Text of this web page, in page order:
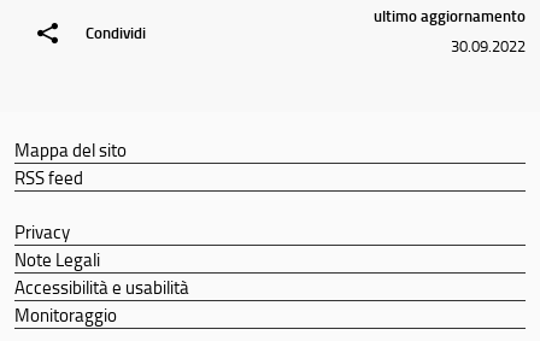
Condividi
ultimo aggiornamento
30.09.2022
Mappa del sito
RSS feed
Privacy
Note Legali
Accessibilità e usabilità
Monitoraggio